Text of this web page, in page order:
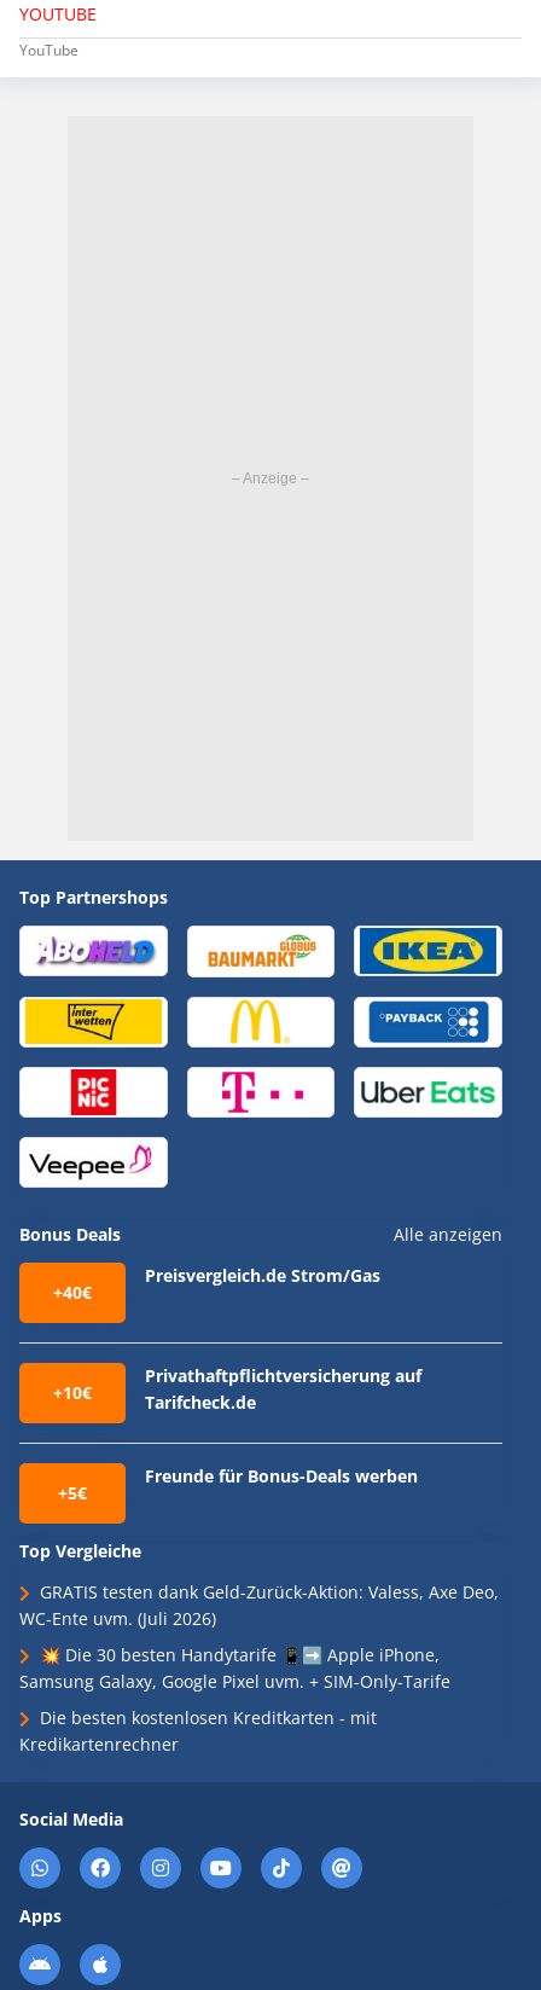
YOUTUBE
YouTube
Top Partnershops
Bonus Deals Alle anzeigen
+40€
Preisvergleich.de Strom/Gas
+10€
Privathaftpflichtversicherung auf
Tarifcheck.de
+5€
Freunde für Bonus-Deals werben
Top Vergleiche
GRATIS testen dank Geld-Zurück-Aktion: Valess, Axe Deo,
WC-Ente uvm. (Juli 2026)
💥 Die 30 besten Handytarife 📱➡️ Apple iPhone,
Samsung Galaxy, Google Pixel uvm. + SIM-Only-Tarife
Die besten kostenlosen Kreditkarten - mit
Kredikartenrechner
Social Media
Apps